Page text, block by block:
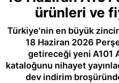
ürünleri ve
Türkiye'nin en büyük
18 Haziran 2026
getireceği yeni A101
kataloğunu nihayet
dev indirim